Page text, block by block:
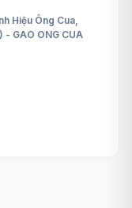
Hiệu Ông Cua,
- GAO ONG CUA